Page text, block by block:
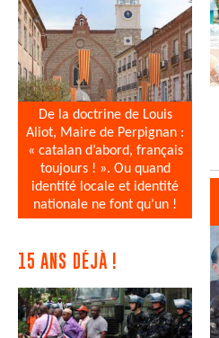
De la doctrine de Louis
Aliot, Maire de Perpignan :
« catalan d’abord, français
toujours ! ». Ou quand
identité locale et identité
nationale ne font qu’un !
15 ANS DÉJÀ !